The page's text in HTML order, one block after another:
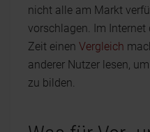
nicht alle am Markt
vorschlagen. Im
Zeit einen Vergleich
anderer Nutzer lesen,
zu bilden.